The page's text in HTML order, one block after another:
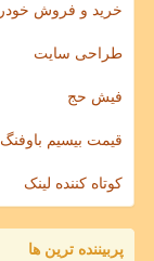
خرید و فروش
طراحی سایت
فیش حج
قیمت بیسیم باوفنگ
کوتاه کننده لینک
پربیننده ترین ها